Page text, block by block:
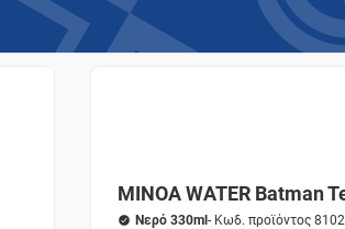
MINOA WATER Batman
Νερό 330ml - Κωδ. προϊόντος